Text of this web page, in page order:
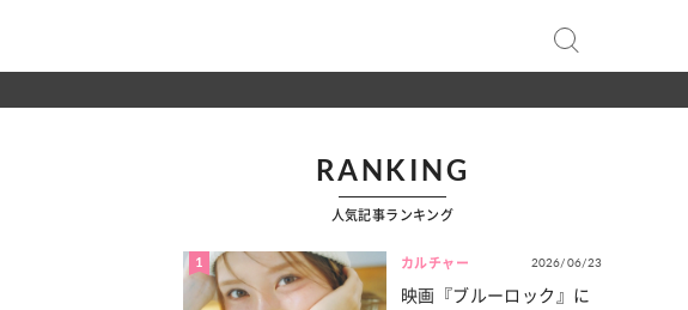
RANKING
人気記事ランキング
1 カルチャー 2026/06/23
映画『ブルーロック』に